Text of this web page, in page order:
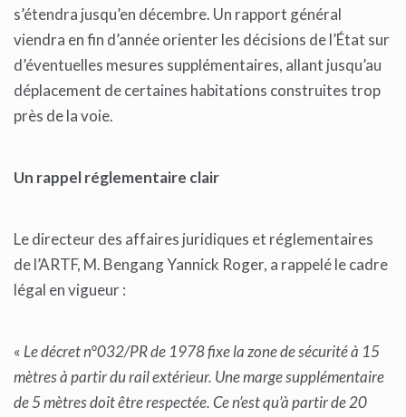
s’étendra jusqu’en décembre. Un rapport général
viendra en fin d’année orienter les décisions de l’État sur
d’éventuelles mesures supplémentaires, allant jusqu’au
déplacement de certaines habitations construites trop
près de la voie.
Un rappel réglementaire clair
Le directeur des affaires juridiques et réglementaires
de l’ARTF, M. Bengang Yannick Roger, a rappelé le cadre
légal en vigueur :
« Le décret n°032/PR de 1978 fixe la zone de sécurité à 15
mètres à partir du rail extérieur. Une marge supplémentaire
de 5 mètres doit être respectée. Ce n’est qu’à partir de 20